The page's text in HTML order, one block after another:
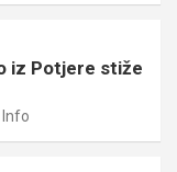
iz Potjere stiže
Info